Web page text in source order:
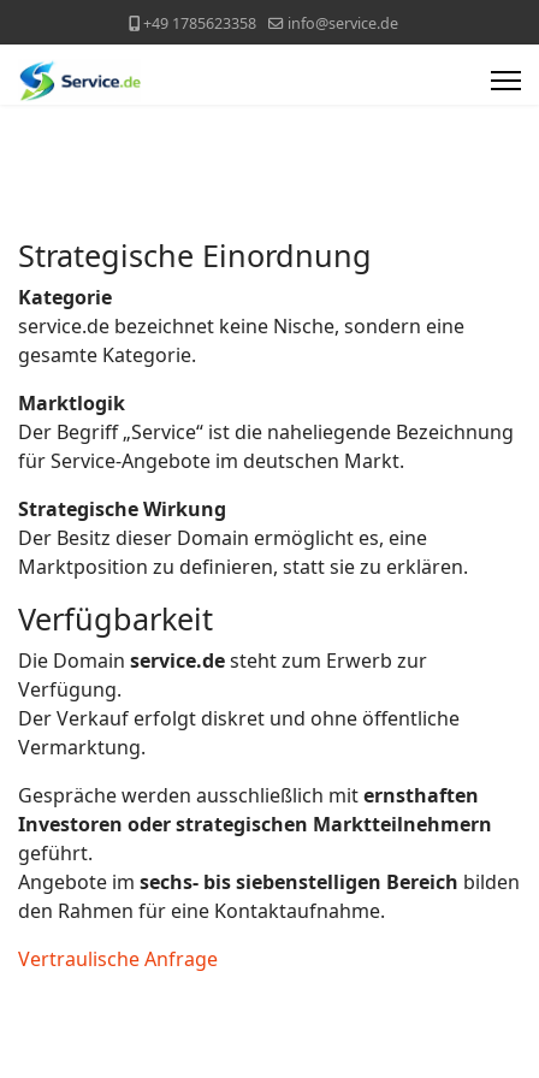
+49 1785623358 info@service.de
Strategische Einordnung
Kategorie
service.de bezeichnet keine Nische, sondern eine
gesamte Kategorie.
Marktlogik
Der Begriff „Service“ ist die naheliegende Bezeichnung
für Service-Angebote im deutschen Markt.
Strategische Wirkung
Der Besitz dieser Domain ermöglicht es, eine
Marktposition zu definieren, statt sie zu erklären.
Verfügbarkeit
Die Domain service.desteht zum Erwerb zur
Verfügung.
Der Verkauf erfolgt diskret und ohne öffentliche
Vermarktung.
Gespräche werden ausschließlich miternsthaften
Investoren oder strategischen Marktteilnehmern
geführt.
Angebote im sechs- bis siebenstelligen Bereich bilden
den Rahmen für eine Kontaktaufnahme.
Vertraulische Anfrage